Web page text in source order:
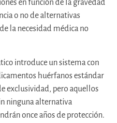
en función de la gravedad
o no de alternativas
la necesidad médica no
introduce un sistema con
huérfanos estándar
exclusividad, pero aquellos
ninguna alternativa
once años de protección.